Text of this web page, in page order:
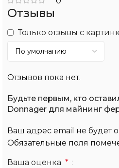
Отзывы
Только отзывы с
Отзывов пока нет.
Будьте первым, кто
Donnager для майнинг
Ваш адрес email не будет
Обязательные поля
Ваша оценка *